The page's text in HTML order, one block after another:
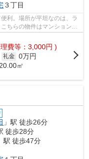
３丁目
利。場所が平坦なのは、ラ
ちらの物件はマンションで
費等：3,000円 )
礼金 0万円
㎡
」駅 徒歩26分
徒歩28分
駅 徒歩47分